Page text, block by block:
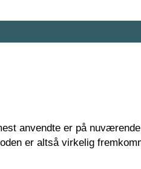
anvendte er på
er altså virkelig